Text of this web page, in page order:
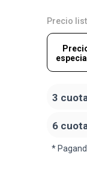
Precio
especial
3
6
*